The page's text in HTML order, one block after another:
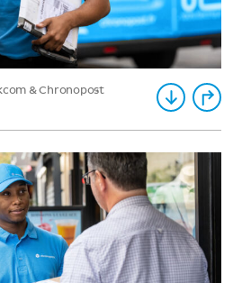
& Chronopost